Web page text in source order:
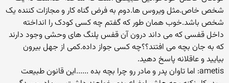
شخص خاص.مثل ویروس ها.دوم به فرض گناه کار و مجازات کننده یک
شخص باشد.خوب همان طور که گفتم چه کسی کودک را انداخته
داخل قفسی که می داند درون آن قفس پلنگ های وحشی وجود دارند
که به جان بچه می افتند؟؟چه کسی جواز داده.کمی از جهل بیرون
بیایید و عاقلانه پاسخ دهید.
ametis: اما تاوان پدر و مادر رو چرا بچه بده ......این قانون طبیعت